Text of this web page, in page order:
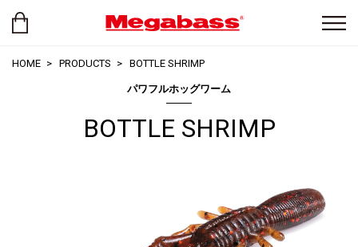
HOME PRODUCTS BOTTLE SHRIMP
パワフルホッグワーム
BOTTLE SHRIMP